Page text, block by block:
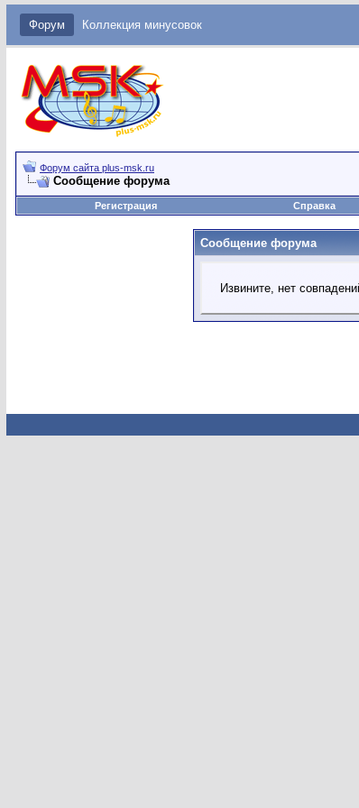
Форум Коллекция минусовок
Форум сайта plus-msk.ru
Сообщение форума
Регистрация
Справка
Сообщение форума
Извините, нет